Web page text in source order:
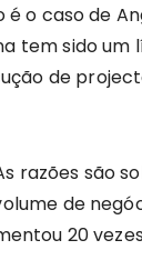
o caso de
tem sido
de
são
de
20